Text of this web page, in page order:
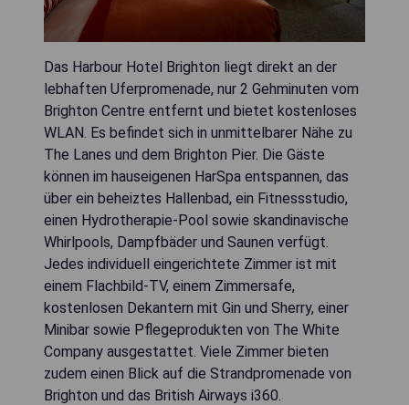
Das Harbour Hotel Brighton liegt direkt an der
lebhaften Uferpromenade, nur 2 Gehminuten vom
Brighton Centre entfernt und bietet kostenloses
WLAN. Es befindet sich in unmittelbarer Nähe zu
The Lanes und dem Brighton Pier. Die Gäste
können im hauseigenen HarSpa entspannen, das
über ein beheiztes Hallenbad, ein Fitnessstudio,
einen Hydrotherapie-Pool sowie skandinavische
Whirlpools, Dampfbäder und Saunen verfügt.
Jedes individuell eingerichtete Zimmer ist mit
einem Flachbild-TV, einem Zimmersafe,
kostenlosen Dekantern mit Gin und Sherry, einer
Minibar sowie Pflegeprodukten von The White
Company ausgestattet. Viele Zimmer bieten
zudem einen Blick auf die Strandpromenade von
Brighton und das British Airways i360.